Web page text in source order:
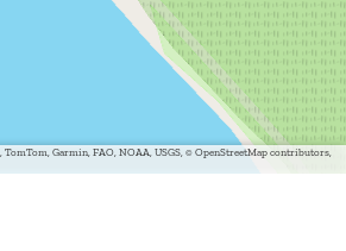
TomTom, Garmin, FAO, NOAA, USGS, © OpenStreetMap contributors,